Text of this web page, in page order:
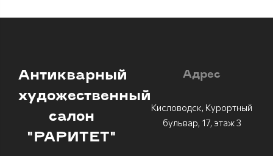
Антикварный
художественный
салон
"РАРИТЕТ"
Адрес
Кисловодск, Курортный
бульвар, 17, этаж 3